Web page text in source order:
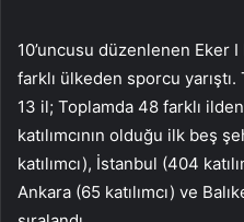
10’uncusu düzenlenen Eker I
farklı ülkeden sporcu yarıştı.
13 il; Toplamda 48 farklı
katılımcının olduğu ilk beş
katılımcı), İstanbul (404
Ankara (65 katılımcı) ve